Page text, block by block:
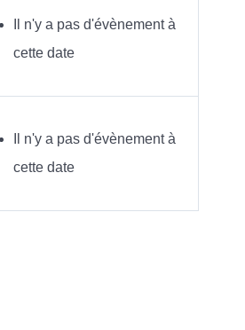
Il n'y a pas d'évènement à
cette date
Il n'y a pas d'évènement à
cette date